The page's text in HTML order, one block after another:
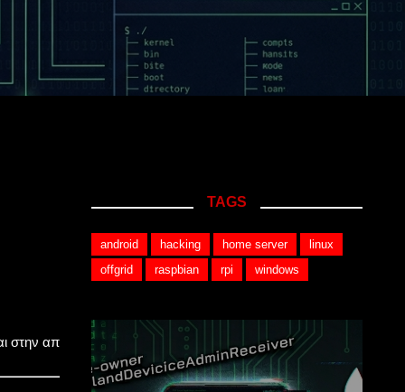
στην απελευθέρωση πόρων του συστήματος μέσω της
TAGS
android hacking home server
linux
offgrid
raspbian rpi windows